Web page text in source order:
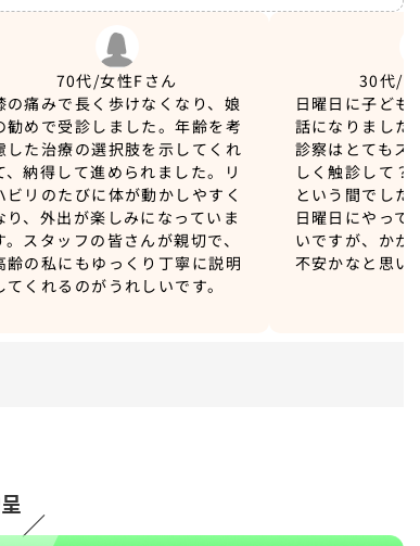
70代/女性Fさん
の痛みで長く歩けなくなり、娘
勧めで受診しました。年齢を考
した治療の選択肢を示してくれ
、納得して進められました。リ
ビリのたびに体が動かしやすく
り、外出が楽しみになっていま
。スタッフの皆さんが親切で、
齢の私にもゆっくり丁寧に説明
てくれるのがうれしいです。
30代/
日曜日に子ども
話になりました
診察はとてもス
しく触診して
という間でした
日曜日にやって
いですが、かか
不安かなと思い
／